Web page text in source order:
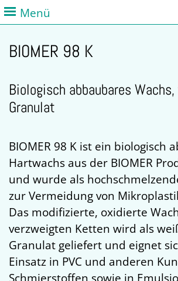
Menü
BIOMER 98 K
Biologisch abbaubares
Granulat
BIOMER 98 K ist ein biologisch
Hartwachs aus der BIOMER
und wurde als
zur Vermeidung von
Das modifizierte, oxidierte
verzweigten Ketten wird als
Granulat geliefert und eignet
Einsatz in PVC und anderen
Schmierstoffen sowie in